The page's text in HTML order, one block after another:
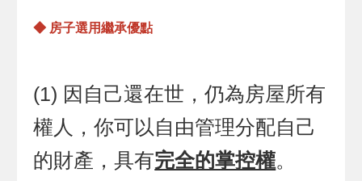
◆ 房子選用繼承優點
(1) 因自己還在世，仍為房屋所有
權人，你可以自由管理分配自己
的財產，具有完全的掌控權。